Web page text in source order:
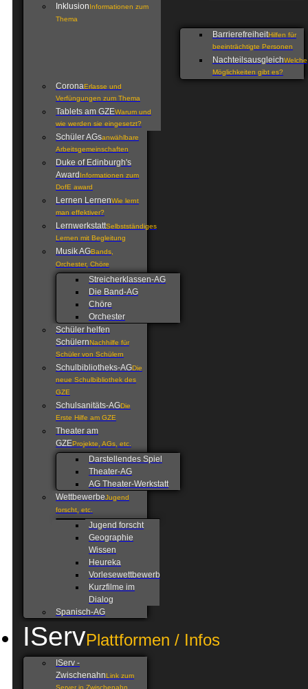
InklusionInformationen zum
Thema
BarrierefreiheitHilfen für
beeinträchtigte Personen
NachteilsausgleichWelche
Möglichkeiten gibt es?
CoronaErlasse und
Verfüngungen zum Thema
Tablets am GZEWarum und
wie werden sie eingesetzt?
Schüler AGsanwählbare
Arbeitsgemeinschaften
Duke of Edinburgh's
Award Informationen zum
DofE award
Lernen LernenWie lernt
man effektiver?
LernwerkstattSelbstständiges
Lernen mit Begleitung
Musik AGBands,
Orchester, Chöre
Streicherklassen-AG
Die Band-AG
Chöre
Orchester
Schüler helfen
SchülernNachhilfe für
Schüler von Schülern
Schulbibliotheks-AGDie
neue Schulbibliothek des
GZE
Schulsanitäts-AGDie
Erste Hilfe am GZE
Theater am
GZEProjekte, AGs, etc.
Darstellendes Spiel
Theater-AG
AG Theater-Werkstatt
WettbewerbeJugend
forscht, etc.
Jugend forscht
Geographie
Wissen
Heureka
Vorlesewettbewerb
Kurzfilme im
Dialog
Spanisch-AG
IServPlattformen / Infos
IServ -
ZwischenahnLink zum